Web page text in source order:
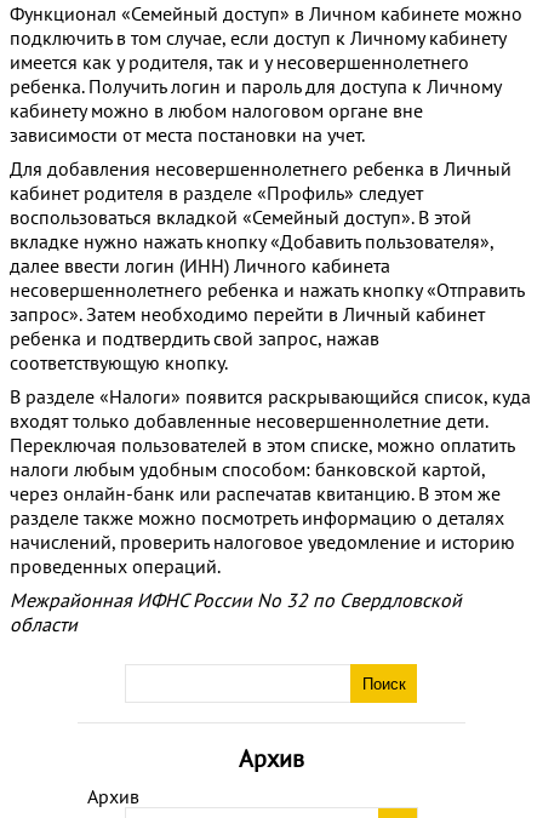
Архив
Архив
Функционал «Семейный доступ» в Личном кабинете можно
подключить в том случае, если доступ к Личному кабинету
имеется как у родителя, так и у несовершеннолетнего
ребенка. Получить логин и пароль для доступа к Личному
кабинету можно в любом налоговом органе вне
зависимости от места постановки на учет.
Для добавления несовершеннолетнего ребенка в Личный
кабинет родителя в разделе «Профиль» следует
воспользоваться вкладкой «Семейный доступ». В этой
вкладке нужно нажать кнопку «Добавить пользователя»,
далее ввести логин (ИНН) Личного кабинета
несовершеннолетнего ребенка и нажать кнопку «Отправить
запрос». Затем необходимо перейти в Личный кабинет
ребенка и подтвердить свой запрос, нажав
соответствующую кнопку.
В разделе «Налоги» появится раскрывающийся список, куда
входят только добавленные несовершеннолетние дети.
Переключая пользователей в этом списке, можно оплатить
налоги любым удобным способом: банковской картой,
через онлайн-банк или распечатав квитанцию. В этом же
разделе также можно посмотреть информацию о деталях
начислений, проверить налоговое уведомление и историю
проведенных операций.
Межрайонная ИФНС России No 32 по Свердловской
области